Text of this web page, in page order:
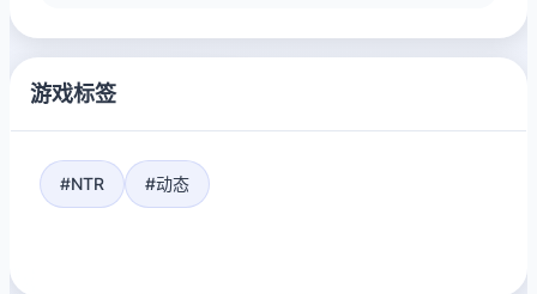
游戏标签
#NTR #动态